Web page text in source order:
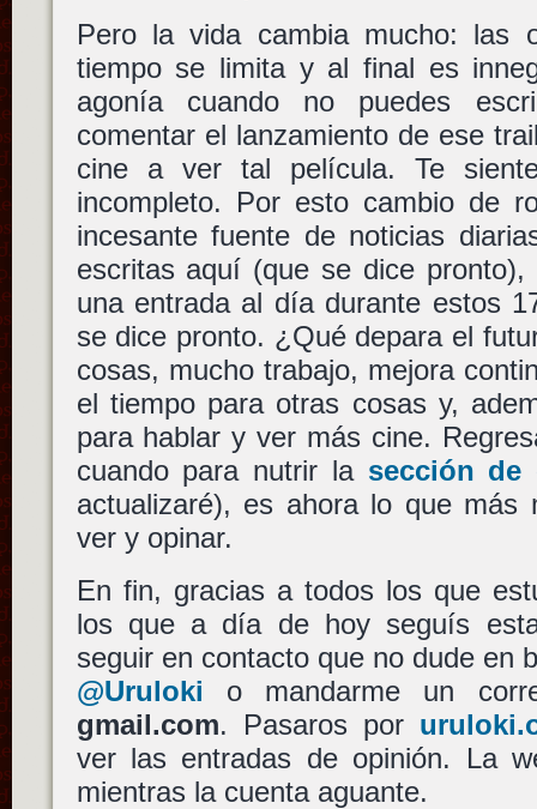
Pero la vida cambia mucho: las
tiempo se limita y al final es
agonía cuando no puedes
comentar el lanzamiento de ese
cine a ver tal película. Te
incompleto. Por esto cambio de
incesante fuente de noticias
escritas aquí (que se dice
una entrada al día durante estos
se dice pronto. ¿Qué depara el
cosas, mucho trabajo, mejora
el tiempo para otras cosas y,
para hablar y ver más cine.
cuando para nutrir la sección de
actualizaré), es ahora lo que más
ver y opinar.
En fin, gracias a todos los que
los que a día de hoy seguís
seguir en contacto que no dude en
@Uruloki o mandarme un
gmail.com. Pasaros por
ver las entradas de opinión. La
mientras la cuenta aguante.